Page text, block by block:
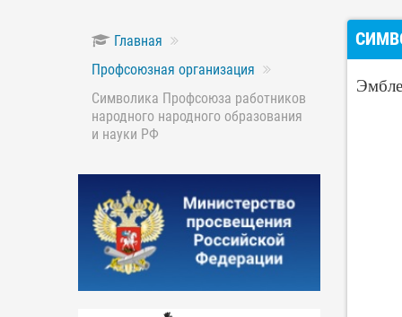
Главная
Профсоюзная организация
Символика Профсоюза работников
народного народного образования
и науки РФ